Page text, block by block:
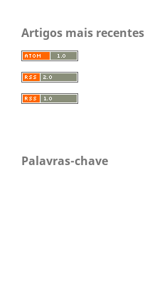
Artigos mais recentes
Palavras-chave